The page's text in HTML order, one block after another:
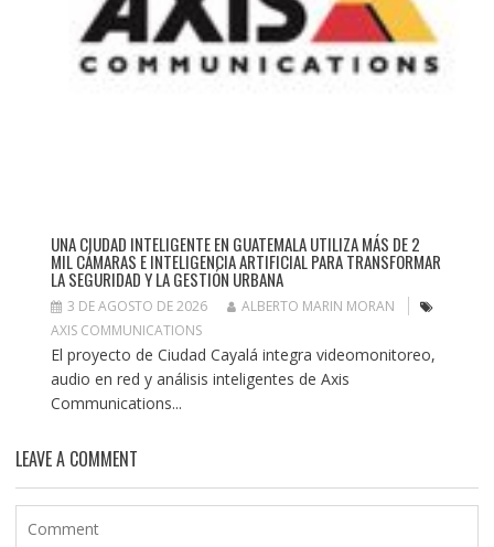
UNA CIUDAD INTELIGENTE EN GUATEMALA UTILIZA MÁS DE 2
MIL CÁMARAS E INTELIGENCIA ARTIFICIAL PARA TRANSFORMAR
LA SEGURIDAD Y LA GESTIÓN URBANA
3 DE AGOSTO DE 2026
ALBERTO MARIN MORAN
AXIS COMMUNICATIONS
El proyecto de Ciudad Cayalá integra videomonitoreo,
audio en red y análisis inteligentes de Axis
Communications...
LEAVE A COMMENT